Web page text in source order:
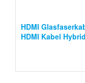
HDMI
HDMI Kabel